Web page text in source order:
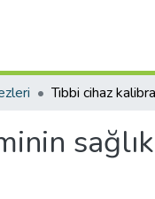
sağlık